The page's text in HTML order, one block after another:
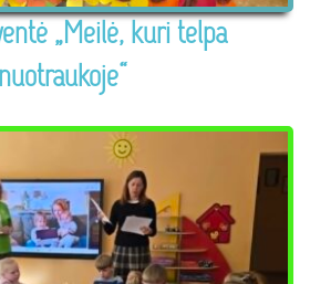
„Meilė, kuri telpa
nuotraukoje“